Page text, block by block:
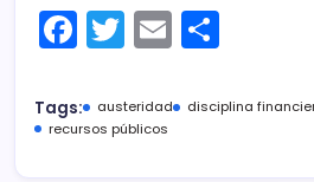
F
a
c
e
T
w
itt
er
E
m
ai m
Tags: austeridad disciplina
recursos públicos